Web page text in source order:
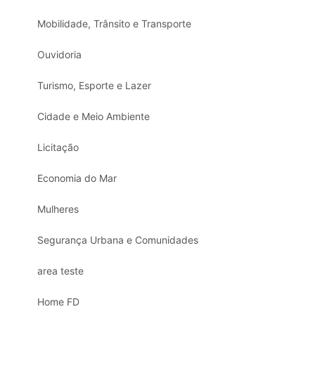
Mobilidade, Trânsito e Transporte
Ouvidoria
Turismo, Esporte e Lazer
Cidade e Meio Ambiente
Licitação
Economia do Mar
Mulheres
Segurança Urbana e Comunidades
area teste
Home FD